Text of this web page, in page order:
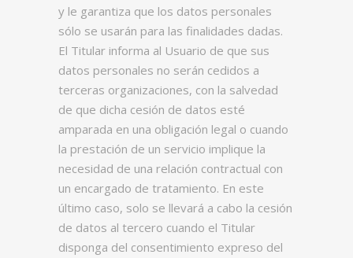
y le garantiza que los datos personales
sólo se usarán para las finalidades dadas.
El Titular informa al Usuario de que sus
datos personales no serán cedidos a
terceras organizaciones, con la salvedad
de que dicha cesión de datos esté
amparada en una obligación legal o cuando
la prestación de un servicio implique la
necesidad de una relación contractual con
un encargado de tratamiento. En este
último caso, solo se llevará a cabo la cesión
de datos al tercero cuando el Titular
disponga del consentimiento expreso del